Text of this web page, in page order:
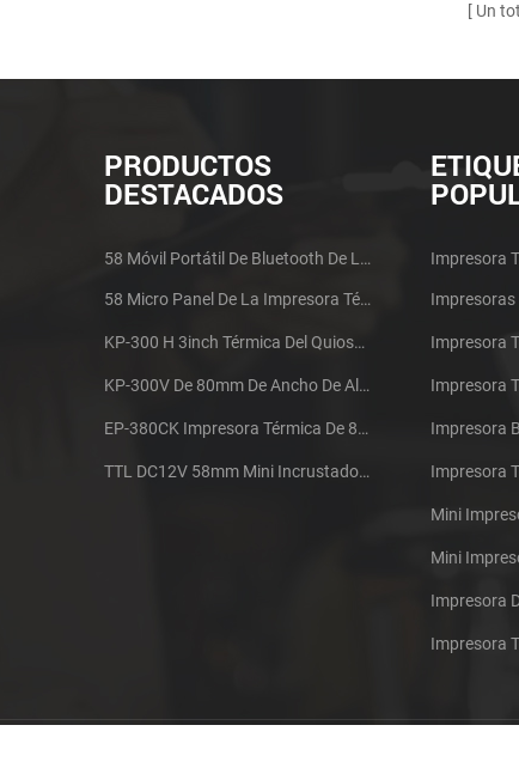
Un
PRODUCTOS
DESTACADOS
58 Móvil Portátil De Bluetooth De La Impresora Térmica De PTP-II
58 Micro Panel De La Impresora Térmica De Recibos CSN-A1
KP-300 H 3inch Térmica Del Quiosco De La Impresora Módulo De
KP-300V De 80mm De Ancho De Alta Velocidad De La Impresora Térmica Del Quiosco
EP-380CK Impresora Térmica De 80 Mm Con Bloqueo De La Tapa
TTL DC12V 58mm Mini Incrustado Taxi De La Impresora Térmica De Recibos
Impresora
Impresoras
Impresora
Impresora
Impresora
Mini
Mini
Impresora
Impresora